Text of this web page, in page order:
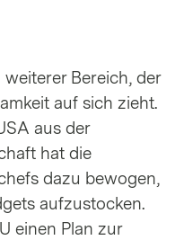
Bereich, der
auf sich zieht.
aus der
hat die
dazu bewogen,
aufzustocken.
einen Plan zur